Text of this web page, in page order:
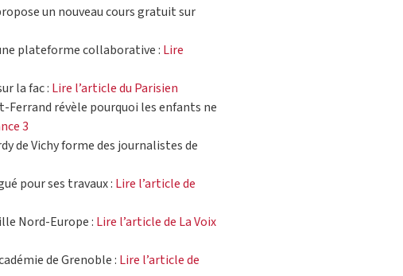
un nouveau cours gratuit sur
plateforme collaborative : Lire
la fac : Lire l’article du Parisien
révèle pourquoi les enfants ne
3
de Vichy forme des journalistes de
pour ses travaux : Lire l’article de
Nord-Europe : Lire l’article de La Voix
de Grenoble : Lire l’article de